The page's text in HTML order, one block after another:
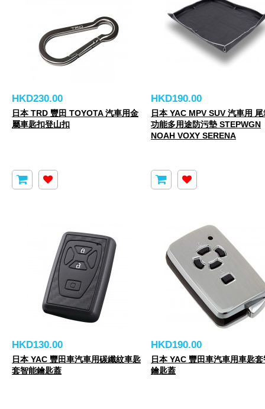
HKD230.00
日本 TRD 豐田 TOYOTA 汽車用金
屬車匙扣登山扣
HKD190.00
日本 YAC MPV SUV 汽車用
功能多用途防污墊 STEPWGN
NOAH VOXY SERENA
HKD130.00
日本 YAC 豐田車汽車用碳纖紋車匙
套智能鑰匙蓋
HKD190.00
日本 YAC 豐田車汽車用車匙
鑰匙蓋